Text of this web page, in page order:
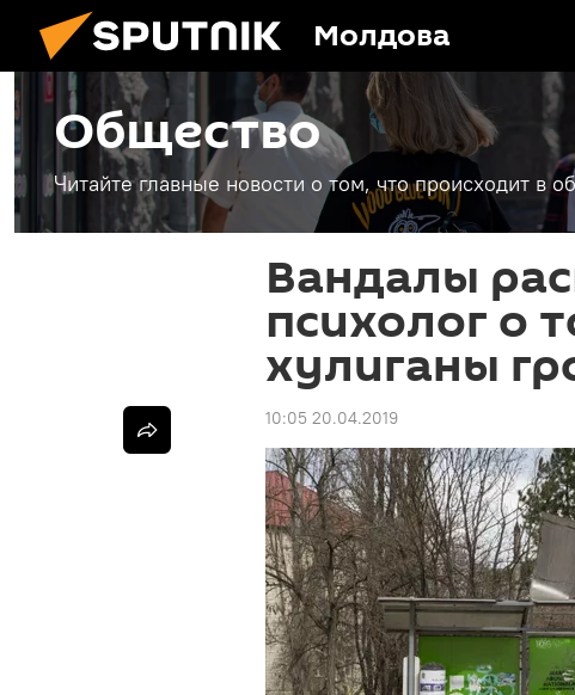
Молдова
Общество
Читайте главные новости о том, что происходит
Вандалы
психолог о
хулиганы
10:05 20.04.2019